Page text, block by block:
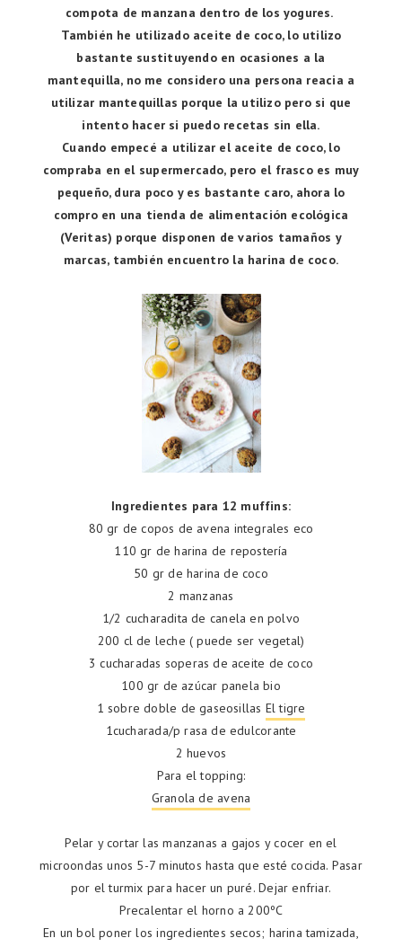
compota de manzana dentro de los yogures.
También he utilizado aceite de coco, lo utilizo
bastante sustituyendo en ocasiones a la
mantequilla, no me considero una persona reacia a
utilizar mantequillas porque la utilizo pero si que
intento hacer si puedo recetas sin ella.
Cuando empecé a utilizar el aceite de coco, lo
compraba en el supermercado, pero el frasco es muy
pequeño, dura poco y es bastante caro, ahora lo
compro en una tienda de alimentación ecológica
(Veritas) porque disponen de varios tamaños y
marcas, también encuentro la harina de coco.
Ingredientes para 12 muffins:
80 gr de copos de avena integrales eco
110 gr de harina de repostería
50 gr de harina de coco
2 manzanas
1/2 cucharadita de canela en polvo
200 cl de leche ( puede ser vegetal)
3 cucharadas soperas de aceite de coco
100 gr de azúcar panela bio
1 sobre doble de gaseosillas El tigre
1cucharada/p rasa de edulcorante
2 huevos
Para el topping:
Granola de avena
Pelar y cortar las manzanas a gajos y cocer en el
microondas unos 5-7 minutos hasta que esté cocida. Pasar
por el turmix para hacer un puré. Dejar enfriar.
Precalentar el horno a 200ºC
En un bol poner los ingredientes secos; harina tamizada,